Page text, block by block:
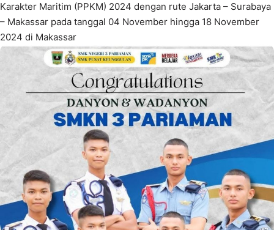
Karakter Maritim (PPKM) 2024 dengan rute Jakarta – Surabaya
– Makassar pada tanggal 04 November hingga 18 November
2024 di Makassar